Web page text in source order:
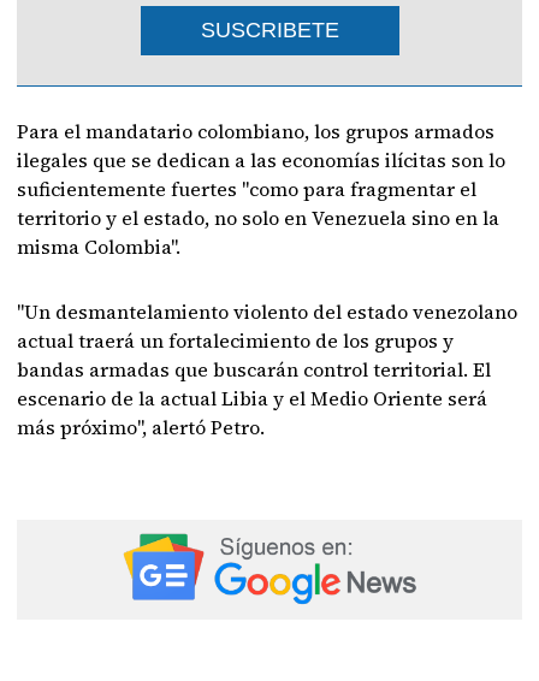
SUSCRIBETE
Para el mandatario colombiano, los grupos armados
ilegales que se dedican a las economías ilícitas son lo
suficientemente fuertes "como para fragmentar el
territorio y el estado, no solo en Venezuela sino en la
misma Colombia".
"Un desmantelamiento violento del estado venezolano
actual traerá un fortalecimiento de los grupos y
bandas armadas que buscarán control territorial. El
escenario de la actual Libia y el Medio Oriente será
más próximo", alertó Petro.